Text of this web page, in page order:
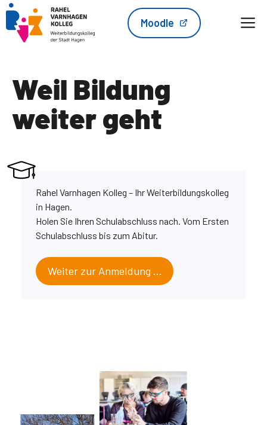
Zum
Inhalt
springen
Moodle
Weil Bildung
weiter geht
Rahel Varnhagen Kolleg – Ihr Weiterbildungskolleg
in Hagen.
Holen Sie Ihren Schulabschluss nach. Vom Ersten
Schulabschluss bis zum Abitur.
Weiter zur Anmeldung …